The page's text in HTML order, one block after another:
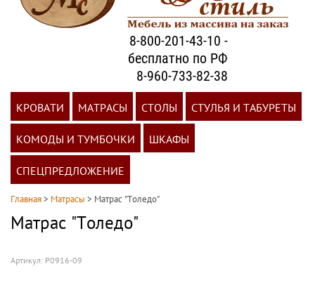
8-800-201-43-10 -
бесплатно по РФ
8-960-733-82-38
КРОВАТИ МАТРАСЫ СТОЛЫ СТУЛЬЯ И ТАБУРЕТЫ
КОМОДЫ И ТУМБОЧКИ ШКАФЫ
СПЕЦПРЕДЛОЖЕНИЕ
Главная> Матрасы > Матрас "Толедо"
Матрас "Толедо"
Артикул: Р0916-09